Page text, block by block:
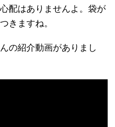
配はありませんよ。袋が
きますね。
の紹介動画がありまし